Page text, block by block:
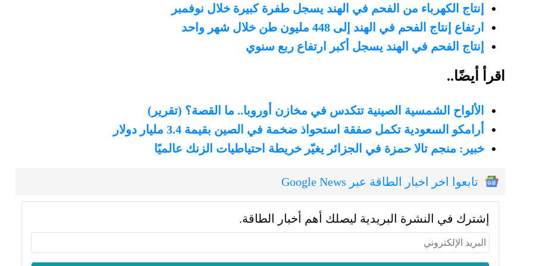
إنتاج الكهرباء من الفحم في الهند يسجل طفرة كبيرة خلال نوفمبر
ارتفاع إنتاج الفحم في الهند إلى 448 مليون طن خلال شهر واحد
إنتاج الفحم في الهند يسجل أكبر ارتفاع ربع سنوي
اقرأ أيضًا..
الألواح الشمسية الصينية تتكدس في مخازن أوروبا.. ما القصة؟ (تقرير)
أرامكو السعودية تكمل صفقة استحواذ ضخمة في الصين بقيمة 3.4 مليار دولار
خبير: منجم تالا حمزة في الجزائر يغيّر خريطة احتياطيات الزنك عالميًا
تابعوا اخر اخبار الطاقة عبر Google News
إشترك في النشرة البريدية ليصلك أهم أخبار الطاقة.